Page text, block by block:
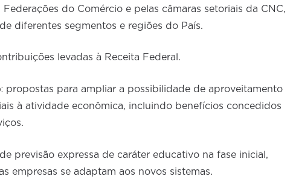
do Comércio e pelas câmaras setoriais da CNC,
diferentes segmentos e regiões do País.
levadas à Receita Federal.
propostas para ampliar a possibilidade de aproveitamento
à atividade econômica, incluindo benefícios concedidos
previsão expressa de caráter educativo na fase inicial,
empresas se adaptam aos novos sistemas.